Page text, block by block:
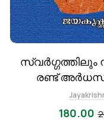
സ്വർഗ്ഗത്തിലും
രണ്ട്
180.00